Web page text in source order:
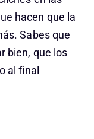
hacen que la
Sabes que
bien, que los
al final